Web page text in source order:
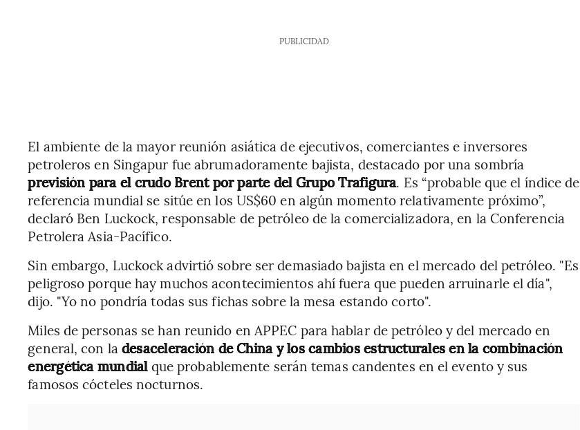
PUBLICIDAD
El ambiente de la mayor reunión asiática de ejecutivos, comerciantes e inversores
petroleros en Singapur fue abrumadoramente bajista, destacado por una sombría
previsión para el crudo Brent por parte del Grupo Trafigura. Es “probable que el índice de
referencia mundial se sitúe en los US$60 en algún momento relativamente próximo”,
declaró Ben Luckock, responsable de petróleo de la comercializadora, en la Conferencia
Petrolera Asia-Pacífico.
Sin embargo, Luckock advirtió sobre ser demasiado bajista en el mercado del petróleo. "Es
peligroso porque hay muchos acontecimientos ahí fuera que pueden arruinarle el día",
dijo. "Yo no pondría todas sus fichas sobre la mesa estando corto".
Miles de personas se han reunido en APPEC para hablar de petróleo y del mercado en
general, con la desaceleración de China y los cambios estructurales en la combinación
energética mundialque probablemente serán temas candentes en el evento y sus
famosos cócteles nocturnos.